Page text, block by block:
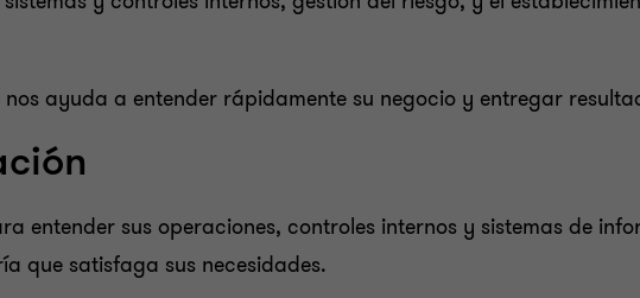
ayuda a entender rápidamente su negocio y entregar
entender sus operaciones, controles internos y sistemas de
que satisfaga sus necesidades.